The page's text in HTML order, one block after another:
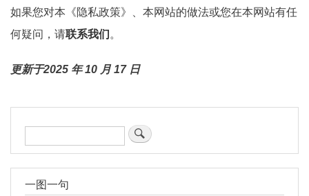
如果您对本《隐私政策》、本网站的做法或您在本网站有任
何疑问，请联系我们
更新于2025 年 10 月 17 日
索
一图一句